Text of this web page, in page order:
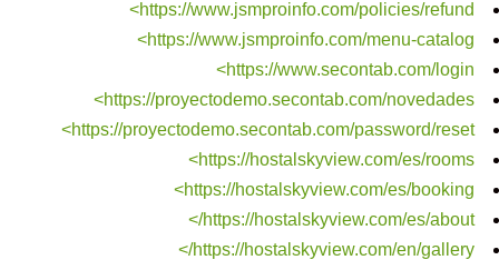
https://www.jsmproinfo.com/policies/refund>
https://www.jsmproinfo.com/menu-catalog>
https://www.secontab.com/login>
https://proyectodemo.secontab.com/novedades>
https://proyectodemo.secontab.com/password/reset>
https://hostalskyview.com/es/rooms>
https://hostalskyview.com/es/booking>
https://hostalskyview.com/es/about/>
https://hostalskyview.com/en/gallery/>